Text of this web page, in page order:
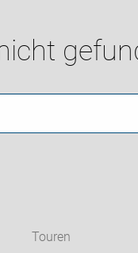
Touren